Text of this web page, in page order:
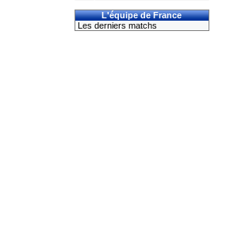
L'équipe de France
Les derniers matchs